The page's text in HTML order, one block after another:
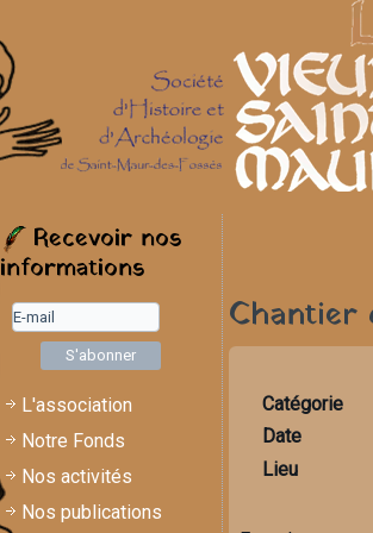
Recevoir nos
informations
L'association
Notre Fonds
Nos activités
Nos publications
Chantier
Catégorie
Date
Lieu